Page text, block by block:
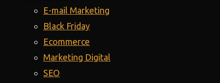
E-mail Marketing
Black Friday
Ecommerce
Marketing Digital
SEO